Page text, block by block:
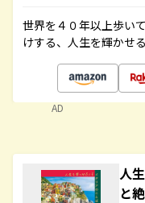
世界を４０年以上歩い
けする、人生を輝かせ
AD
人
と